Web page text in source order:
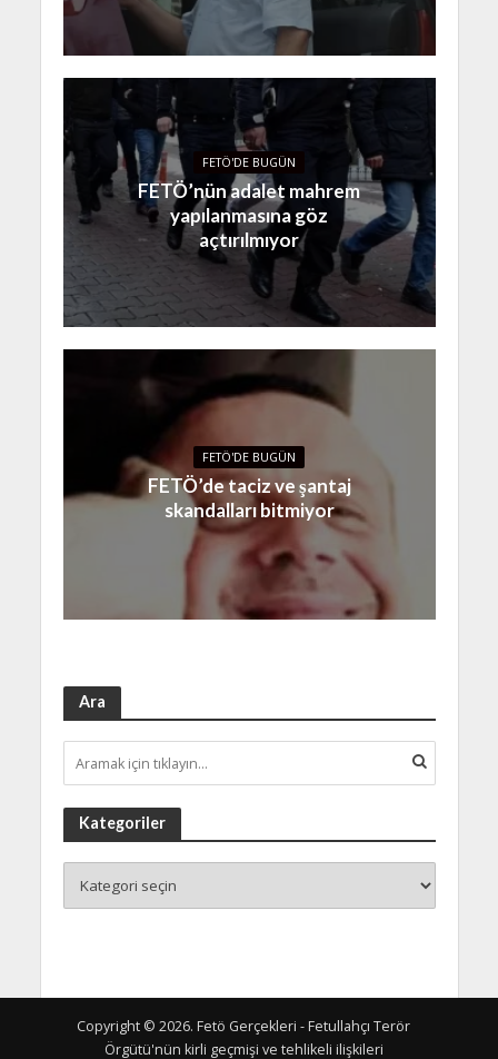
FETÖ'DE BUGÜN
FETÖ’nün adalet mahrem
yapılanmasına göz
açtırılmıyor
FETÖ'DE BUGÜN
FETÖ’de taciz ve şantaj
skandalları bitmiyor
Ara
Kategoriler
Copyright © 2026. Fetö Gerçekleri - Fetullahçı Terör
Örgütü'nün kirli geçmişi ve tehlikeli ilişkileri